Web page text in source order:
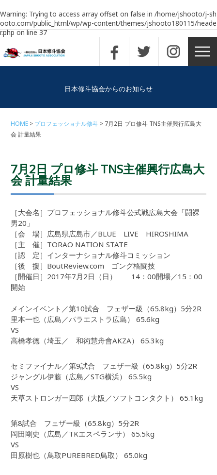
Warning: Trying to access array offset on false in /home/jshooto/j-sh
ooto.com/public_html/wp/wp-content/themes/jshooto180115/heade
r.phpon line37
日本修斗協会からのお知らせ
HOME プロフェッショナル修斗
7月2日 プロ修斗 TNS主催興行広島大
会 計量結果
7月2日 プロ修斗 TNS主催興行広島大
会 計量結果
［大会名］プロフェッショナル修斗公式戦広島大会「闘裸
男20」
［会 場］広島県広島市／BLUE LIVE HIROSHIMA
［主 催］TORAO NATION STATE
［認 定］インターナショナル修斗コミッション
［後 援］BoutReview.com ゴング格闘技
［開催日］2017年7月2日（日） 14：00開場／15：00
開始
メインイベント／第10試合 フェザー級（65.8kg）5分2R
里本一也（広島／パラエストラ広島） 65.6kg
VS
高橋孝徳（埼玉／ 和術慧舟會AKZA） 65.3kg
セミファイナル／第9試合 フェザー級（65.8kg）5分2R
ジャングル伊藤（広島／STG横浜） 65.5kg
VS
天草ストロンガー四郎（大阪／ソフトコンタクト） 65.1kg
第8試合 フェザー級（65.8kg）5分2R
岡田剛史（広島／TKエスペランサ） 65.5kg
VS
田原樹也（鳥取PUREBRED鳥取） 65.0kg